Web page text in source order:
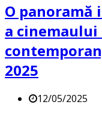
O
a cinemaului
2025
12/05/2025